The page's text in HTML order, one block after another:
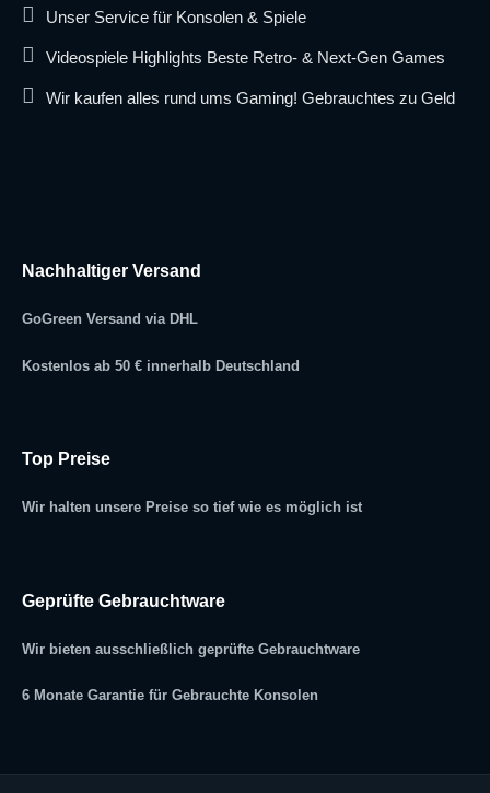
Unser Service für Konsolen & Spiele
Videospiele Highlights Beste Retro- & Next-Gen Games
Wir kaufen alles rund ums Gaming! Gebrauchtes zu Geld
Nachhaltiger Versand
GoGreen Versand via DHL
Kostenlos ab 50 € innerhalb Deutschland
Top Preise
Wir halten unsere Preise so tief wie es möglich ist
Geprüfte Gebrauchtware
Wir bieten ausschließlich geprüfte Gebrauchtware
6 Monate Garantie für Gebrauchte Konsolen